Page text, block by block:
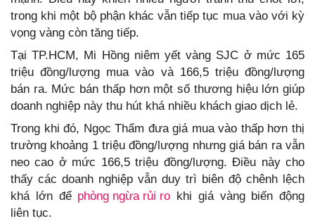
trong khi một bộ phận khác vẫn tiếp tục mua vào với kỳ
vọng vàng còn tăng tiếp.
Tại TP.HCM, Mi Hồng niêm yết vàng SJC ở mức 165
triệu đồng/lượng mua vào và 166,5 triệu đồng/lượng
bán ra. Mức bán thấp hơn một số thương hiệu lớn giúp
doanh nghiệp này thu hút khá nhiều khách giao dịch lẻ.
Trong khi đó, Ngọc Thẩm đưa giá mua vào thấp hơn thị
trường khoảng 1 triệu đồng/lượng nhưng giá bán ra vẫn
neo cao ở mức 166,5 triệu đồng/lượng. Điều này cho
thấy các doanh nghiệp vẫn duy trì biên độ chênh lệch
khá lớn để phòng ngừa rủi ro khi giá vàng biến động
liên tục.